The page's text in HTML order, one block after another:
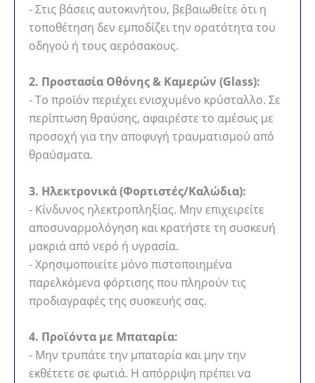
- Στις βάσεις αυτοκινήτου, βεβαιωθείτε ότι η
τοποθέτηση δεν εμποδίζει την ορατότητα του
οδηγού ή τους αερόσακους.
2. Προστασία Οθόνης & Καμερών (Glass):
- Το προϊόν περιέχει ενισχυμένο κρύσταλλο. Σε
περίπτωση θραύσης, αφαιρέστε το αμέσως με
προσοχή για την αποφυγή τραυματισμού από
θραύσματα.
3. Ηλεκτρονικά (Φορτιστές/Καλώδια):
- Κίνδυνος ηλεκτροπληξίας. Μην επιχειρείτε
αποσυναρμολόγηση και κρατήστε τη συσκευή
μακριά από νερό ή υγρασία.
- Χρησιμοποιείτε μόνο πιστοποιημένα
παρελκόμενα φόρτισης που πληρούν τις
προδιαγραφές της συσκευής σας.
4. Προϊόντα με Μπαταρία:
- Μην τρυπάτε την μπαταρία και μην την
εκθέτετε σε φωτιά. Η απόρριψη πρέπει να